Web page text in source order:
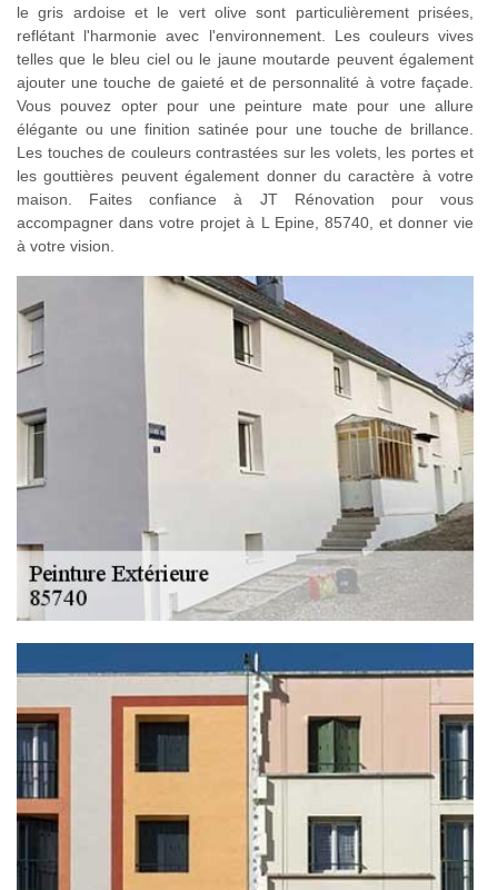
le gris ardoise et le vert olive sont particulièrement prisées,
reflétant l'harmonie avec l'environnement. Les couleurs vives
telles que le bleu ciel ou le jaune moutarde peuvent également
ajouter une touche de gaieté et de personnalité à votre façade.
Vous pouvez opter pour une peinture mate pour une allure
élégante ou une finition satinée pour une touche de brillance.
Les touches de couleurs contrastées sur les volets, les portes et
les gouttières peuvent également donner du caractère à votre
maison. Faites confiance à JT Rénovation pour vous
accompagner dans votre projet à L Epine, 85740, et donner vie
à votre vision.